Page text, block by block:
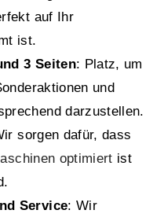
auf Ihr
ist.
3 Seiten: Platz, um
und
darzustellen.
sorgen dafür, dass
optimiert ist
Service: Wir